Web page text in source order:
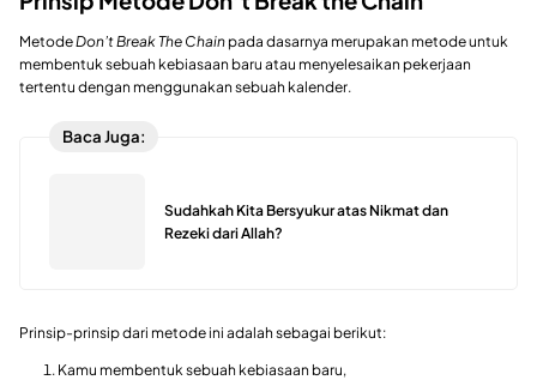
MetodeDon’t Break The Chain pada dasarnya merupakan metode untuk
membentuk sebuah kebiasaan baru atau menyelesaikan pekerjaan
tertentu dengan menggunakan sebuah kalender.
Baca Juga:
Sudahkah Kita Bersyukur atas Nikmat dan
Rezeki dari Allah?
Prinsip-prinsip dari metode ini adalah sebagai berikut:
Kamu membentuk sebuah kebiasaan baru,